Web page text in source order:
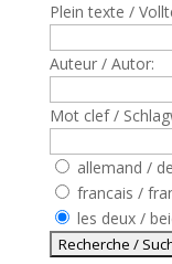
Plein texte /
Auteur / Autor:
Mot clef /
allemand /
francais /
les deux /